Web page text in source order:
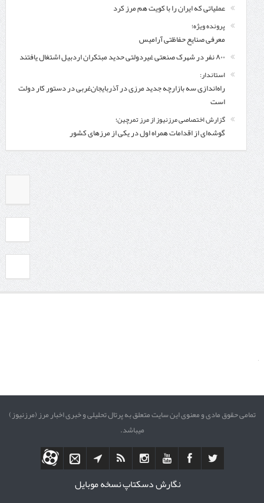
عملیاتی که ایران را با کویت هم مرز کرد
پرونده ویژه؛
معرفی صنایع حفاظتی آرامیس
۸۰۰ نفر در شهرک صنعتی غیردولتی حدید مبتکران اردبیل اشتغال یافتند
استاندار:
راه‌اندازی سه بازارچه جدید مرزی در آذربایجان‌غربی در دستور کار دولت
است
گزارش اختصاصی مرزنیوز از مرز تمرچین؛
گوشه‌ای از اقدامات همراه اول در یکی از مرزهای کشور
تمامی حقوق مادی و معنوی این سایت متعلق به پرتال تحلیلی و خبری اخبار مرز (مرزنیوز)
میباشد.
نگارش دسکتاپنسخه موبایل